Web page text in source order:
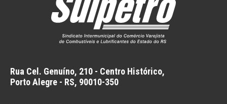
Rua Cel. Genuíno, 210 - Centro Histórico,
Porto Alegre - RS, 90010-350